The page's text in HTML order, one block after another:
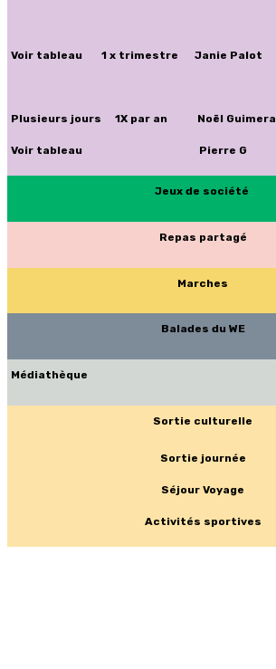
Voir tableau 1 x trimestre Janie Palot
Plusieurs jours 1X par an Noël Guimera
Voir tableau Pierre G
Jeux de société
Repas partagé
Marches
Balades du WE
Médiathèque
Sortie culturelle
Sortie journée
Séjour Voyage
Activités sportives